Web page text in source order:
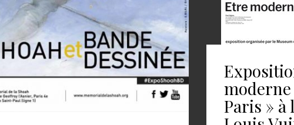
moderne
Paris » à